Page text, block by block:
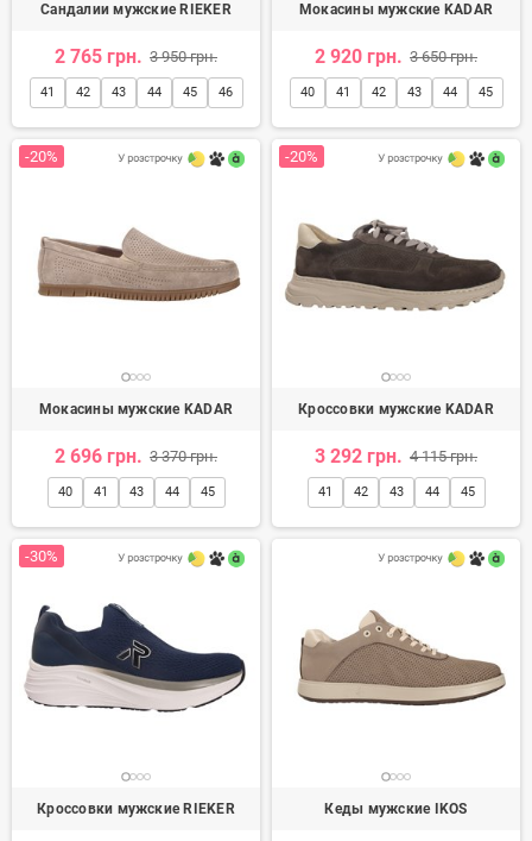
Сандалии мужские RIEKER
2 765 грн. 3 950 грн.
41 42 43 44 45 46
Мокасины мужские KADAR
2 920 грн. 3 650 грн.
40 41 42 43 44 45
-20%
Мокасины мужские KADAR
2 696 грн. 3 370 грн.
40 41 43 44 45
-20%
Кроссовки мужские KADAR
3 292 грн. 4 115 грн.
41 42 43 44 45
-30%
Кроссовки мужские RIEKER Кеды мужские IKOS